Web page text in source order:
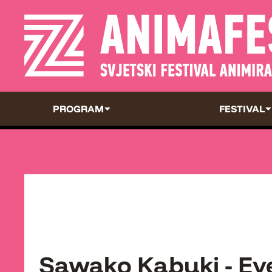
PROGRAM FESTIVAL
Sawako Kabuki -